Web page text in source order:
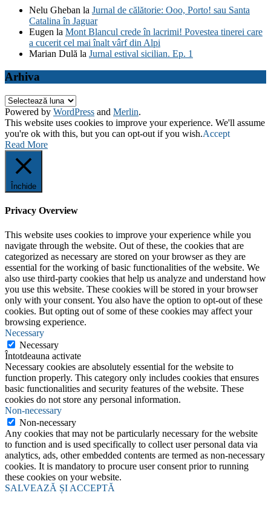
Nelu Gheban la Jurnal de călătorie: Ooo, Porto! sau Santa
Catalina în Jaguar
Eugen la Mont Blancul crede în lacrimi! Povestea tinerei care
a cucerit cel mai înalt vârf din Alpi
Marian Dulă la Jurnal estival sicilian. Ep. 1
Arhiva
Arhiva
Powered by WordPress and Merlin.
This website uses cookies to improve your experience. We'll assume
you're ok with this, but you can opt-out if you wish.Accept
Read More
Închide
Privacy Overview
This website uses cookies to improve your experience while you
navigate through the website. Out of these, the cookies that are
categorized as necessary are stored on your browser as they are
essential for the working of basic functionalities of the website. We
also use third-party cookies that help us analyze and understand how
you use this website. These cookies will be stored in your browser
only with your consent. You also have the option to opt-out of these
cookies. But opting out of some of these cookies may affect your
browsing experience.
Necessary
Necessary
Întotdeauna activate
Necessary cookies are absolutely essential for the website to
function properly. This category only includes cookies that ensures
basic functionalities and security features of the website. These
cookies do not store any personal information.
Non-necessary
Non-necessary
Any cookies that may not be particularly necessary for the website
to function and is used specifically to collect user personal data via
analytics, ads, other embedded contents are termed as non-necessary
cookies. It is mandatory to procure user consent prior to running
these cookies on your website.
SALVEAZĂ ȘI ACCEPTĂ